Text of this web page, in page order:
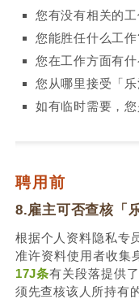
您有没有相关的
您能胜任什么工
您在工作方面有
您从哪里接受「
如有临时需要，
聘用前
8.雇主可否查核「
根据个人资料隐私专
准许资料使用者收集
17J条有关段落提供
须先查核该人所持有